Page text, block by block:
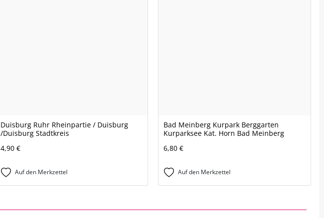
Duisburg Ruhr Rheinpartie / Duisburg
/Duisburg Stadtkreis
4,90 €
Auf den Merkzettel
Bad Meinberg Kurpark Berggarten
Kurparksee Kat. Horn Bad Meinberg
6,80 €
Auf den Merkzettel